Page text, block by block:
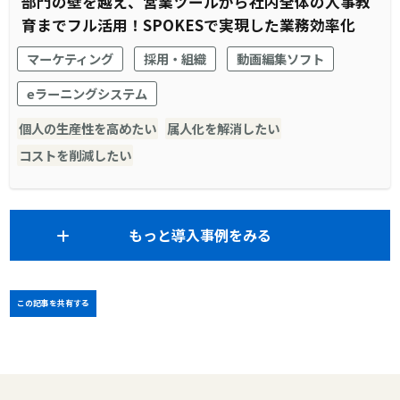
育までフル活用！SPOKESで実現した業務効率化
マーケティング 採用・組織
動画編集ソフト
eラーニングシステム
個人の生産性を高めたい
属人化を解消したい
コストを削減したい
もっと導入事例をみる
この記事を共有する